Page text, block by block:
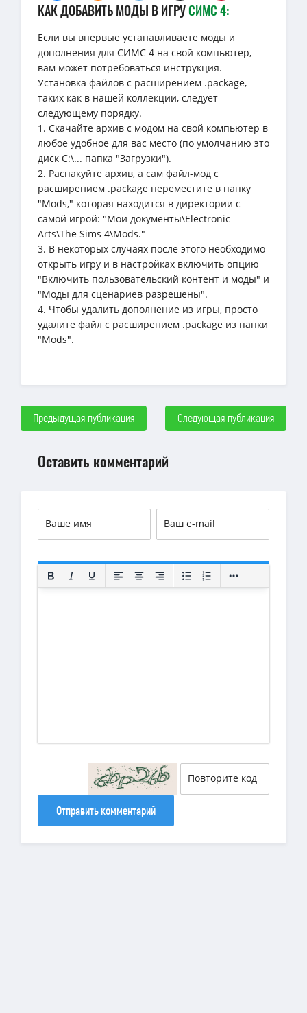
КАК ДОБАВИТЬ МОДЫ В ИГРУСИМС 4:
Если вы впервые устанавливаете моды и
дополнения для СИМС 4 на свой компьютер,
вам может потребоваться инструкция.
Установка файлов с расширением .package,
таких как в нашей коллекции, следует
следующему порядку.
1. Скачайте архив с модом на свой компьютер в
любое удобное для вас место (по умолчанию это
диск C:\... папка "Загрузки").
2. Распакуйте архив, а сам файл-мод с
расширением .package переместите в папку
"Mods," которая находится в директории с
самой игрой: "Мои документы\Electronic
Arts\The Sims 4\Mods."
3. В некоторых случаях после этого необходимо
открыть игру и в настройках включить опцию
"Включить пользовательский контент и моды" и
"Моды для сценариев разрешены".
4. Чтобы удалить дополнение из игры, просто
удалите файл с расширением .package из папки
"Mods".
Предыдущая публикация Следующая публикация
Оставить комментарий
Отправить комментарий